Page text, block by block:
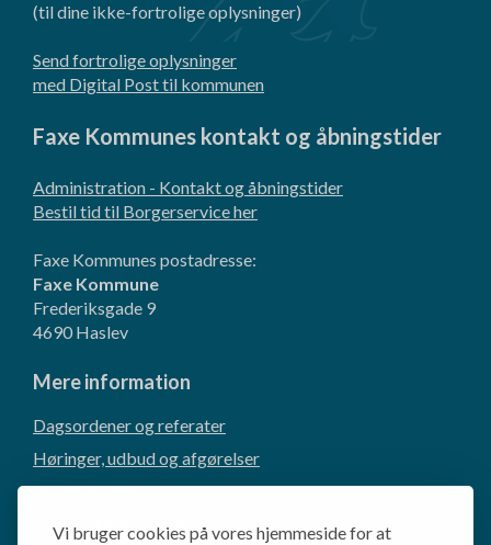
Vi bruger cookies på vores hjemmeside for at
(til dine ikke-fortrolige oplysninger)
Send fortrolige oplysninger
med Digital Post til kommunen
Faxe Kommunes kontakt og åbningstider
Administration - Kontakt og åbningstider
Bestil tid til Borgerservice her
Faxe Kommunes postadresse:
Faxe Kommune
Frederiksgade 9
4690 Haslev
Mere information
Dagsordener og referater
Høringer, udbud og afgørelser
Borgerforslag
CVR og EAN-numre